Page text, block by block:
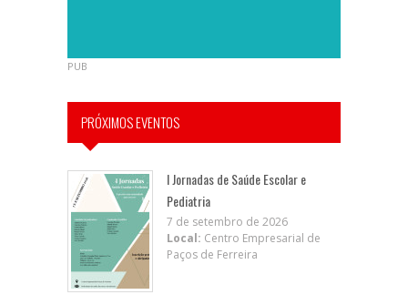
PUB
PRÓXIMOS EVENTOS
I Jornadas de Saúde Escolar e
Pediatria
7 de setembro de 2026
Local: Centro Empresarial de
Paços de Ferreira